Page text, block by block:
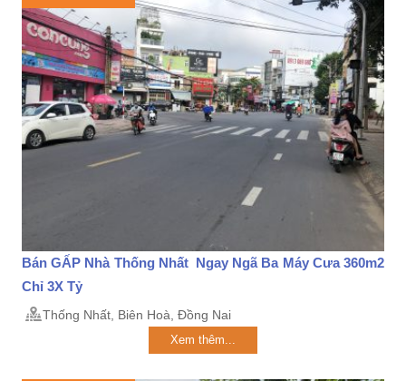
Bán GẤP Nhà Thống Nhất Ngay Ngã Ba Máy Cưa 360m2
Chỉ 3X Tỷ
Thống Nhất, Biên Hoà, Đồng Nai
Xem thêm...